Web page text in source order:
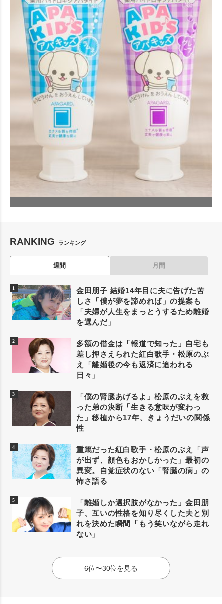
RANKING ランキング
週間 月間
金田朋子 結婚14年目に夫に告げた苦
しさ「僕が夢を諦めれば」の提案も
「夫婦が人生をまっとうするため離婚
を選んだ」
多額の借金は「報道で知った」自宅も
差し押さえられた紅白歌手・松原のぶ
え「離婚後の今も返済に追われる
日々」
「僕の腎臓あげるよ」松原のぶえを救
った弟の決断「生きる意味が変わっ
た」移植から17年、きょうだいの関係
性
重篤だった紅白歌手・松原のぶえ「声
が出ず、顔色もおかしかった」最初の
異変。自覚症状のない「腎臓の病」の
怖さ語る
「離婚しか選択肢がなかった」金田朋
子、互いの性格を知り尽くした夫と別
れを決めた瞬間「もう笑いながら走れ
ない」
6位〜30位を見る